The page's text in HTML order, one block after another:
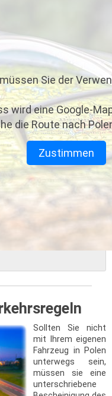
Sie der
wird eine Google-
die Route nach
Zustimmen
Sollten Sie nicht
mit Ihrem eigenen
Fahrzeug in Polen
unterwegs sein,
müssen sie eine
unterschriebene